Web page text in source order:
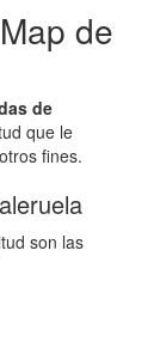
de
de
que le
fines.
son las